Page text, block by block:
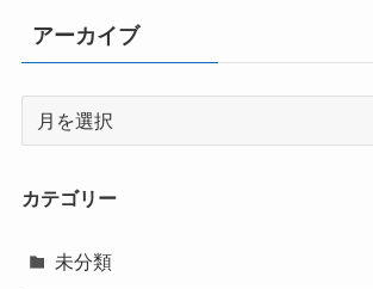
アーカイブ
イ
カテゴリー
未分類